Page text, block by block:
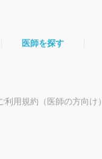
医師を探す
利用規約（医師の方向け）